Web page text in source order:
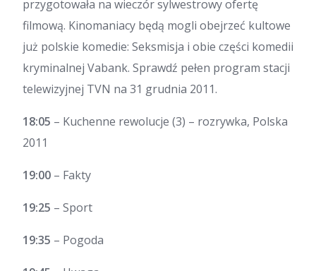
przygotowała na wieczór sylwestrowy ofertę
filmową. Kinomaniacy będą mogli obejrzeć kultowe
już polskie komedie: Seksmisja i obie części komedii
kryminalnej Vabank. Sprawdź pełen program stacji
telewizyjnej TVN na 31 grudnia 2011.
18:05 – Kuchenne rewolucje (3) – rozrywka, Polska
2011
19:00 – Fakty
19:25 – Sport
19:35 – Pogoda